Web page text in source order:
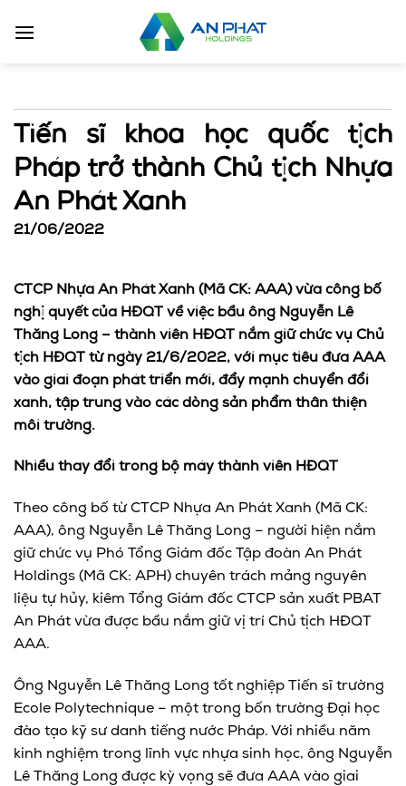
qua
Tiến sĩ khoa học quốc tịch
Pháp trở thành Chủ tịch Nhựa
An Phát Xanh
21/06/2022
CTCP Nhựa An Phát Xanh (Mã CK: AAA) vừa công bố
nghị quyết của HĐQT về việc bầu ông Nguyễn Lê
Thăng Long – thành viên HĐQT nắm giữ chức vụ Chủ
tịch HĐQT từ ngày 21/6/2022, với mục tiêu đưa AAA
vào giai đoạn phát triển mới, đẩy mạnh chuyển đổi
xanh, tập trung vào các dòng sản phẩm thân thiện
môi trường.
Nhiều thay đổi trong bộ máy thành viên HĐQT
Theo công bố từ CTCP Nhựa An Phát Xanh (Mã CK:
AAA), ông Nguyễn Lê Thăng Long – người hiện nắm
giữ chức vụ Phó Tổng Giám đốc Tập đoàn An Phát
Holdings (Mã CK: APH) chuyên trách mảng nguyên
liệu tự hủy, kiêm Tổng Giám đốc CTCP sản xuất PBAT
An Phát vừa được bầu nắm giữ vị trí Chủ tịch HĐQT
AAA.
Ông Nguyễn Lê Thăng Long tốt nghiệp Tiến sĩ trường
Ecole Polytechnique – một trong bốn trường Đại học
đào tạo kỹ sư danh tiếng nước Pháp. Với nhiều năm
kinh nghiệm trong lĩnh vực nhựa sinh học, ông Nguyễn
Lê Thăng Long được kỳ vọng sẽ đưa AAA vào giai